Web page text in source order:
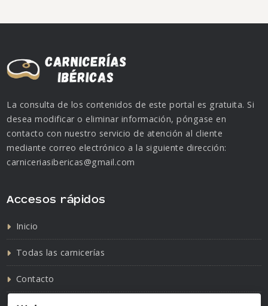
La consulta de los contenidos de este portal es gratuita. Si
desea modificar o eliminar información, póngase en
contacto con nuestro servicio de atención al cliente
mediante correo electrónico a la siguiente dirección:
carniceriasibericas@gmail.com
Accesos rápidos
Inicio
Todas las carnicerías
Contacto